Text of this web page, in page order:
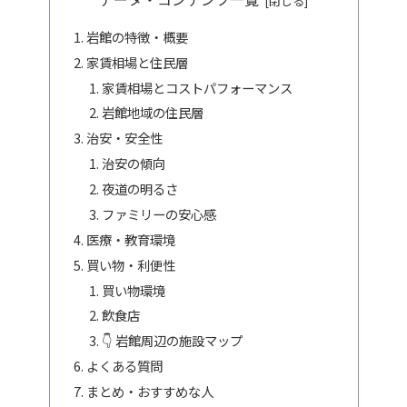
岩館の特徴・概要
家賃相場と住民層
家賃相場とコストパフォーマンス
岩館地域の住民層
治安・安全性
治安の傾向
夜道の明るさ
ファミリーの安心感
医療・教育環境
買い物・利便性
買い物環境
飲食店
👇 岩館周辺の施設マップ
よくある質問
まとめ・おすすめな人